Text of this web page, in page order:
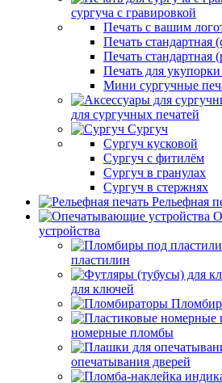
сургуча с гравировкой
Печать с вашим
Печать
Печать стандартная
Печать для
Мини сургучные
для сургучных печатей
Сургуч
Сургуч кусковой
Сургуч с фитилём
Сургуч в гранулах
Сургуч в стержнях
Рельефная
устройства
пластилин
для ключей
номерные пломбы
опечатывания дверей